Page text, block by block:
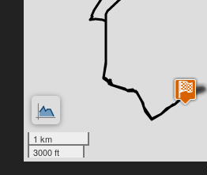
1 km
3000 ft